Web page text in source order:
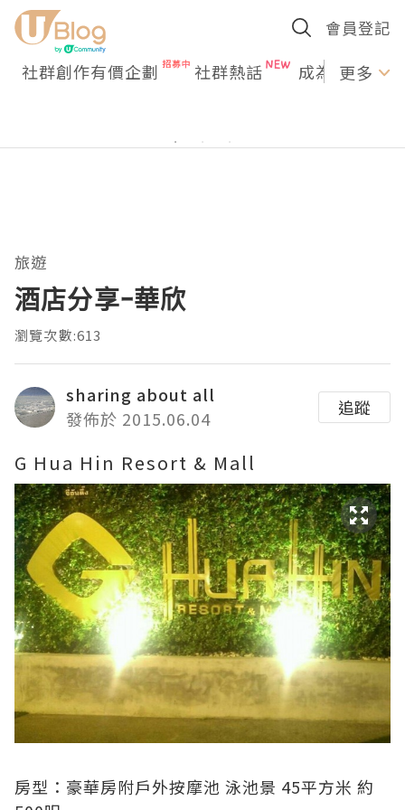
會員登記
社群創作有價企劃 社群熱話 成為U更多
旅遊
酒店分享ｰ華欣
瀏覽次數:613
sharing about all
發佈於 2015.06.04
追蹤
G Hua Hin Resort & Mall
房型：豪華房附戶外按摩池 泳池景 45平方米 約